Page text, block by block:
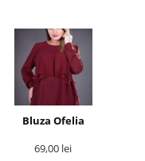
Bluza Ofelia
69,00 lei